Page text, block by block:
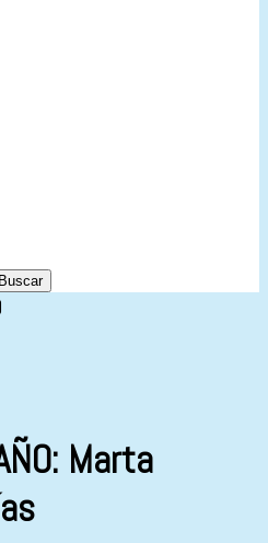
Marta